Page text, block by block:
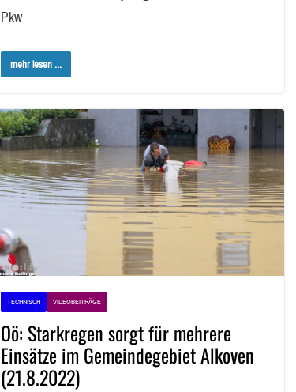
Pkw
mehr lesen ...
TECHNISCH VIDEOBEITRÄGE
Oö: Starkregen sorgt für mehrere
Einsätze im Gemeindegebiet Alkoven
(21.8.2022)